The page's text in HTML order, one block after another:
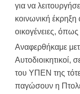
για να
κοινωνική
οικογένειες,
Αναφερθήκαμε
Αυτοδιοικητικοί,
του ΥΠΕΝ της
παγώσουν η